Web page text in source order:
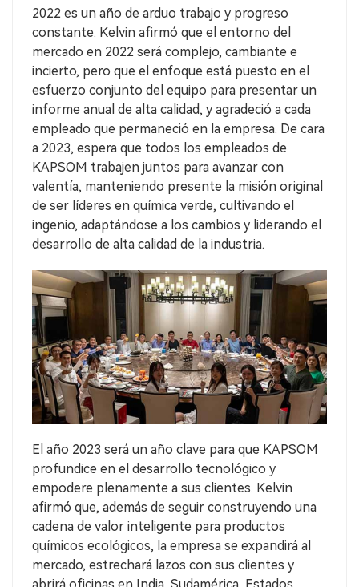
2022 es un año de arduo trabajo y progreso
constante. Kelvin afirmó que el entorno del
mercado en 2022 será complejo, cambiante e
incierto, pero que el enfoque está puesto en el
esfuerzo conjunto del equipo para presentar un
informe anual de alta calidad, y agradeció a cada
empleado que permaneció en la empresa. De cara
a 2023, espera que todos los empleados de
KAPSOM trabajen juntos para avanzar con
valentía, manteniendo presente la misión original
de ser líderes en química verde, cultivando el
ingenio, adaptándose a los cambios y liderando el
desarrollo de alta calidad de la industria.
El año 2023 será un año clave para que KAPSOM
profundice en el desarrollo tecnológico y
empodere plenamente a sus clientes. Kelvin
afirmó que, además de seguir construyendo una
cadena de valor inteligente para productos
químicos ecológicos, la empresa se expandirá al
mercado, estrechará lazos con sus clientes y